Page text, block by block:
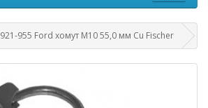
921-955 Ford хомут M10 55,0 мм Cu Fischer